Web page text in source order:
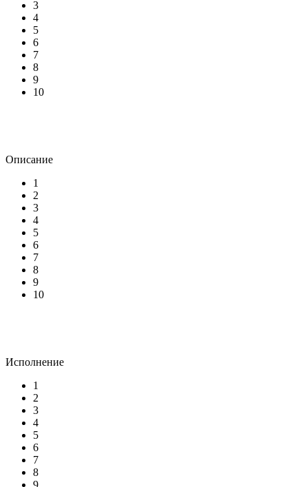
3
4
5
6
7
8
9
10
Описание
1
2
3
4
5
6
7
8
9
10
Исполнение
1
2
3
4
5
6
7
8
9